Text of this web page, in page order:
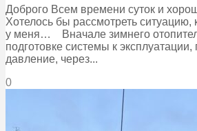
Доброго Всем времени суток и
Хотелось бы рассмотреть ситуацию,
у меня… Вначале зимнего
подготовке системы к эксплуатации,
давление, через...
0